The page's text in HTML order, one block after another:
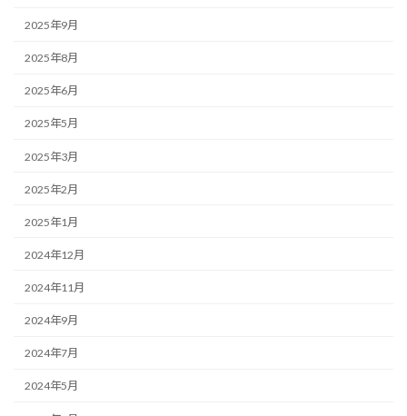
2025年9月
2025年8月
2025年6月
2025年5月
2025年3月
2025年2月
2025年1月
2024年12月
2024年11月
2024年9月
2024年7月
2024年5月